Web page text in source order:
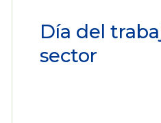
Día del
sector